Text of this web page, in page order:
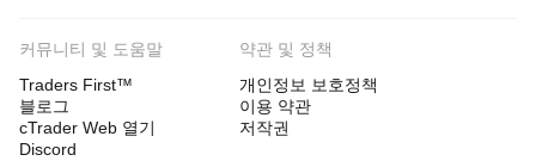
커뮤니티 및 도움말
Traders First™
블로그
cTrader Web 열기
Discord
약관 및 정책
개인정보 보호정책
이용 약관
저작권